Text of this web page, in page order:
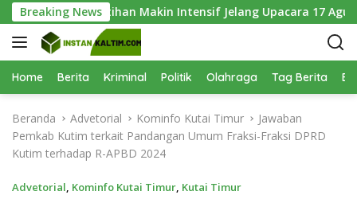
a
g
u
Breaking News
Latihan Makin Intensif Jelang Upacara 17 Agustus
Home Berita Kriminal Politik Olahraga Tag Berita
Beranda Advetorial Kominfo Kutai Timur
Jawaban
Pemkab Kutim terkait Pandangan Umum Fraksi-Fraksi DPRD
Kutim terhadap R-APBD 2024
Advetorial, Kominfo Kutai Timur, Kutai Timur